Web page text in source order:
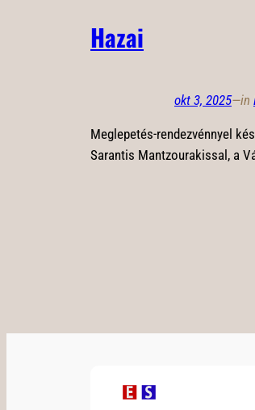
Hazai
okt 3, 2025—in
Meglepetés-rendezvénnyel
Sarantis Mantzourakissal, a